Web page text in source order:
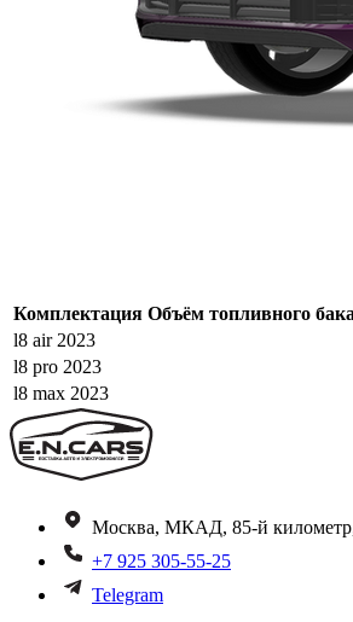
Комплектация Объём топливного бака
l8 air 2023
l8 pro 2023
l8 max 2023
Москва, МКАД, 85-й километр,
+7 925 305-55-25
Telegram